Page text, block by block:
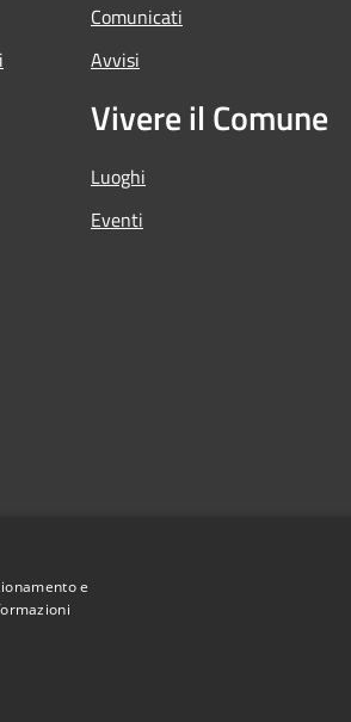
Comunicati
Avvisi
Vivere il Comune
Luoghi
Eventi
e